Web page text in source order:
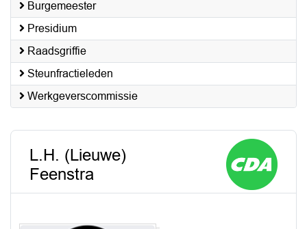
Burgemeester
Presidium
Raadsgriffie
Steunfractieleden
Werkgeverscommissie
L.H. (Lieuwe)
Feenstra